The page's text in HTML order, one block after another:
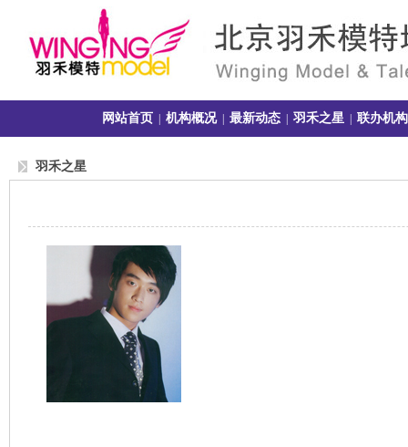
网站首页 机构概况| 最新动态 羽禾之星 联办机构
羽禾之星